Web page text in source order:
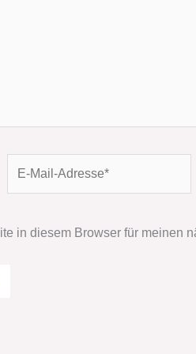
Mail-
in diesem Browser für meinen